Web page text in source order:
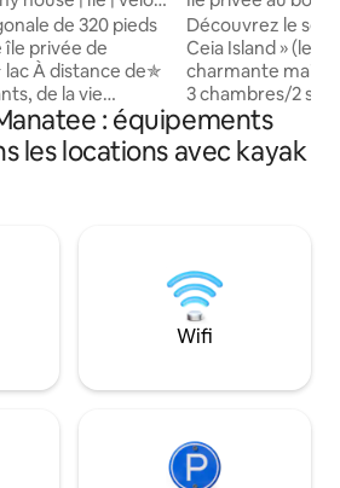
de 320 pieds
île privée de
de la vie
Cuisine ✯
et approvisionnée.
+ équipement
saison pour une
de la faune)
Découvrez le
Ceia Island » (le
charmante
3 chambres/2
rénovée offre des
couper le souffle
bord de baie. Imaginez-vous en train de
Floride (vélos inclus). Et louez un
pour naviguer sur
immaculées autour
maison offre tout
et vous amuser.
: équipements
les locations avec kayak
Wifi